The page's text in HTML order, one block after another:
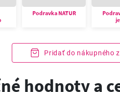
Podravka NATUR
Pridať do nákupného
hodnoty a